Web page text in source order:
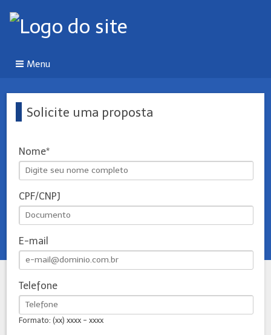
Menu
Solicite uma proposta
Nome
CPF/CNPJ
E-mail
Telefone
Formato: (xx) xxxx - xxxx